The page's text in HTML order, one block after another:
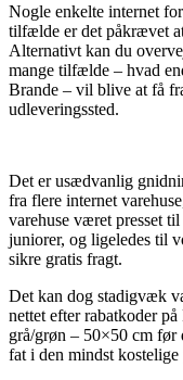
Nogle enkelte internet
tilfælde er det påkrævet
Alternativt kan du
mange tilfælde – hvad
Brande – vil blive at få
udleveringssted.
Det er usædvanlig
fra flere internet
varehuse været presset
juniorer, og ligeledes til
sikre gratis fragt.
Det kan dog stadigvæk
nettet efter rabatkoder
grå/grøn – 50×50 cm før
fat i den mindst kostelige